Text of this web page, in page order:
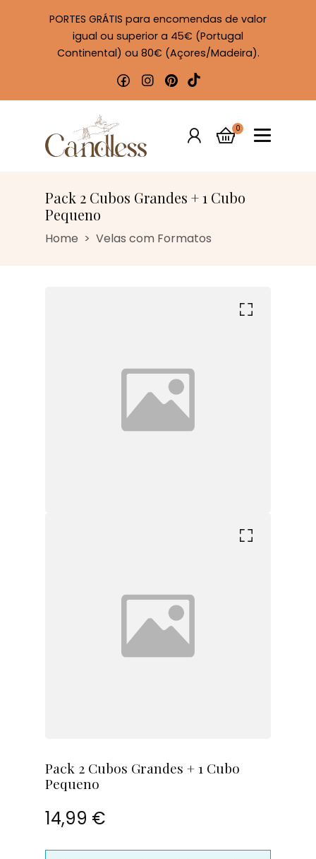
PORTES GRÁTIS para encomendas de valor
igual ou superior a 45€ (Portugal
Continental) ou 80€ (Açores/Madeira).
0
Pack 2 Cubos Grandes + 1 Cubo
Pequeno
Home Velas com Formatos
Pack 2 Cubos Grandes + 1 Cubo
Pequeno
14,99 €